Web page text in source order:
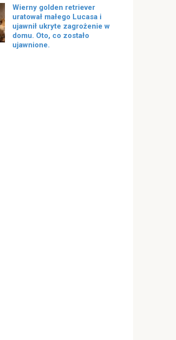
Wierny golden retriever
uratował małego Lucasa i
ujawnił ukryte zagrożenie w
domu. Oto, co zostało
ujawnione.